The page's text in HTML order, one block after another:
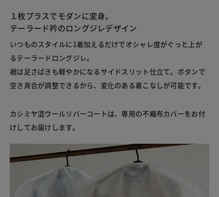
１枚プラスでモダンに変身。
テーラード衿のロングジレデザイン
いつものスタイルに1着加えるだけでオシャレ度がぐっと上が
るテーラードロングジレ。
裾は足さばきも軽やかになるサイドスリット仕立て。ボタンで
空き具合が調整できるから、変化のある着こなしが可能です。
カシミヤ混ウールリバーコートは、専用の不織布カバーをお付
けしてお届けします。